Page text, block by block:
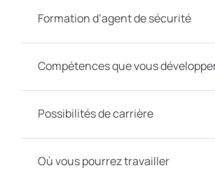
Formation d’agent de sécurité
Compétences que vous
Possibilités de carrière
Où vous pourrez travailler